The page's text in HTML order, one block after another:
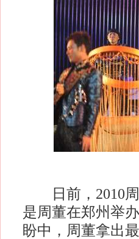
日前，2010周
是周董在郑州举
盼中，周董拿出